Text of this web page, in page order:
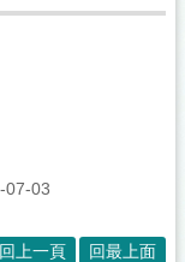
07-03
回上一頁 回最上面